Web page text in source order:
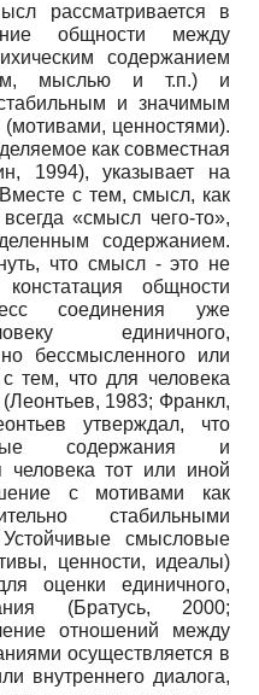
рассматривается в
общности между
содержанием
мыслью и т.п.) и
и значимым
ценностями).
как совместная
1994), указывает на
с тем, смысл, как
«смысл чего-то»,
содержанием.
что смысл - это не
констатация общности
соединения уже
единичного,
бессмысленного или
тем, что для человека
1983; Франкл,
утверждал, что
содержания и
человека тот или иной
с мотивами как
стабильными
смысловые
ценности, идеалы)
оценки единичного,
(Братусь, 2000;
отношений между
осуществляется в
внутреннего диалога,